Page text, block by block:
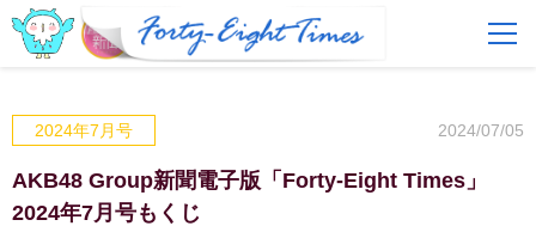
FAQ
ログイン 会員登録
2024年7月号 2024/07/05
AKB48 Group新聞電子版「Forty-Eight Times」
2024年7月号もくじ